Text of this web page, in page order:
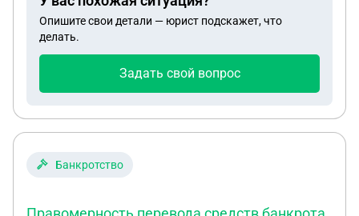
всю его смену, в которой и так 2 человека , это
вообще законно?
Опишите свои детали — юрист подскажет, что
делать.
Задать свой вопрос
Банкротство